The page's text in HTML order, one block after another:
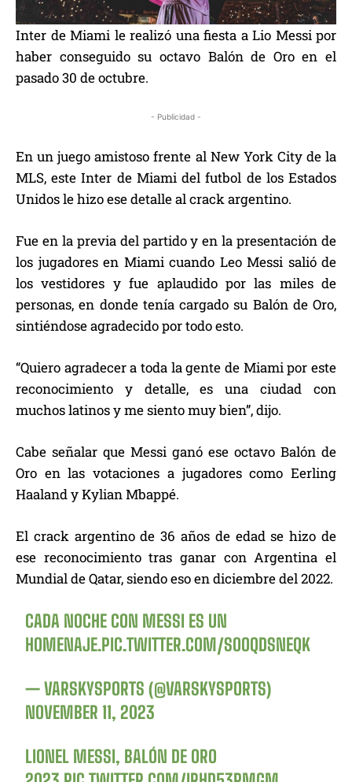
Inter de Miami le realizó una fiesta a Lio Messi por
haber conseguido su octavo Balón de Oro en el
pasado 30 de octubre.
- Publicidad -
En un juego amistoso frente al New York City de la
MLS, este Inter de Miami del futbol de los Estados
Unidos le hizo ese detalle al crack argentino.
Fue en la previa del partido y en la presentación de
los jugadores en Miami cuando Leo Messi salió de
los vestidores y fue aplaudido por las miles de
personas, en donde tenía cargado su Balón de Oro,
sintiéndose agradecido por todo esto.
“Quiero agradecer a toda la gente de Miami por este
reconocimiento y detalle, es una ciudad con
muchos latinos y me siento muy bien”, dijo.
Cabe señalar que Messi ganó ese octavo Balón de
Oro en las votaciones a jugadores como Eerling
Haaland y Kylian Mbappé.
El crack argentino de 36 años de edad se hizo de
ese reconocimiento tras ganar con Argentina el
Mundial de Qatar, siendo eso en diciembre del 2022.
CADA NOCHE CON MESSI ES UN
HOMENAJE.PIC.TWITTER.COM/SOOQDSNEQK
— VARSKYSPORTS (@VARSKYSPORTS)
NOVEMBER 11, 2023
LIONEL MESSI, BALÓN DE ORO